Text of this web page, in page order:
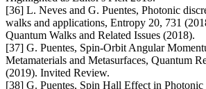
[36] L. Neves and G. Puentes, Photonic
walks and applications, Entropy 20, 731
Quantum Walks and Related Issues (2018).
[37] G. Puentes, Spin-Orbit Angular
Metamaterials and Metasurfaces, Quantum
(2019). Invited Review.
[38] G. Puentes, Spin Hall Effect in